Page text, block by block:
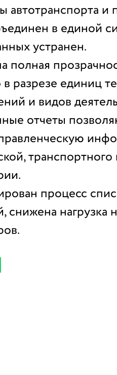
автотранспорта и
в единой
устранен.
полная
разрезе единиц
и видов
отчеты
транспортного
процесс
снижена нагрузка